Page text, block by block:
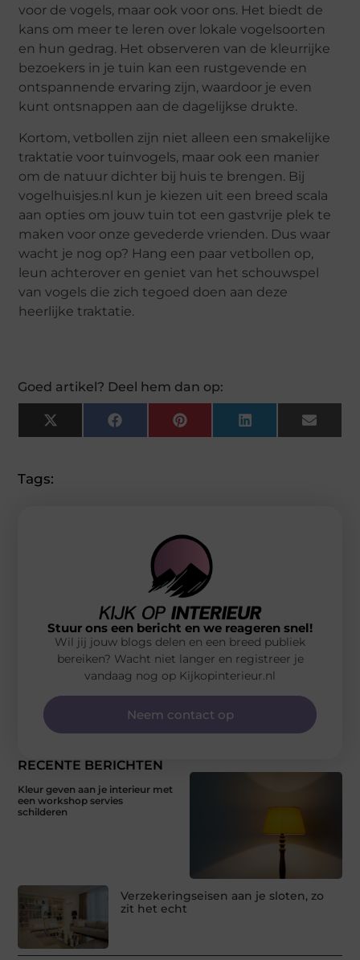
voor de vogels, maar ook voor ons. Het biedt de
kans om meer te leren over lokale vogelsoorten
en hun gedrag. Het observeren van de kleurrijke
bezoekers in je tuin kan een rustgevende en
ontspannende ervaring zijn, waardoor je even
kunt ontsnappen aan de dagelijkse drukte.
Kortom, vetbollen zijn niet alleen een smakelijke
traktatie voor tuinvogels, maar ook een manier
om de natuur dichter bij huis te brengen. Bij
vogelhuisjes.nl kun je kiezen uit een breed scala
aan opties om jouw tuin tot een gastvrije plek te
maken voor onze gevederde vrienden. Dus waar
wacht je nog op? Hang een paar vetbollen op,
leun achterover en geniet van het schouwspel
van vogels die zich tegoed doen aan deze
heerlijke traktatie.
Goed artikel? Deel hem dan op:
X
(Twitter)
FacebookPinterestLinkedInEmail
Tags:
RECENTE BERICHTEN
Kleur geven aan je interieur met
een workshop servies
schilderen
Verzekeringseisen aan je sloten, zo
zit het echt
Stuur ons een bericht en we reageren snel!
Wil jij jouw blogs delen en een breed publiek
bereiken? Wacht niet langer en registreer je
vandaag nog op Kijkopinterieur.nl
Neem contact op